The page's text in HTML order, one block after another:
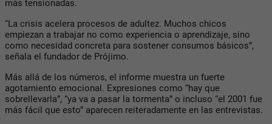
más tensionadas.
“La crisis acelera procesos de adultez. Muchos chicos
empiezan a trabajar no como experiencia o aprendizaje, sino
como necesidad concreta para sostener consumos básicos”,
señala el fundador de Prójimo.
Más allá de los números, el informe muestra un fuerte
agotamiento emocional. Expresiones como “hay que
sobrellevarla”, “ya va a pasar la tormenta” o incluso “el 2001 fue
más fácil que esto” aparecen reiteradamente en las entrevistas.